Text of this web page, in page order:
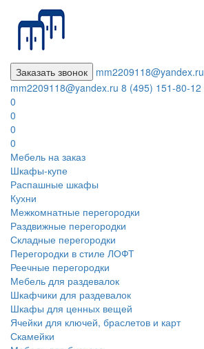
Заказать звонок
mm2209118@yandex.ru
mm2209118@yandex.ru 8 (495) 151-80-12
0
0
0
0
Мебель на заказ
Шкафы-купе
Распашные шкафы
Кухни
Межкомнатные перегородки
Раздвижные перегородки
Складные перегородки
Перегородки в стиле ЛОФТ
Реечные перегородки
Мебель для раздевалок
Шкафчики для раздевалок
Шкафы для ценных вещей
Ячейки для ключей, браслетов и карт
Скамейки